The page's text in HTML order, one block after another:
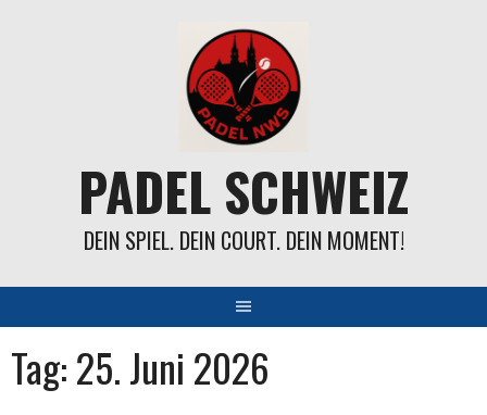
PADEL SCHWEIZ
DEIN SPIEL. DEIN COURT. DEIN MOMENT!
Tag:25. Juni 2026